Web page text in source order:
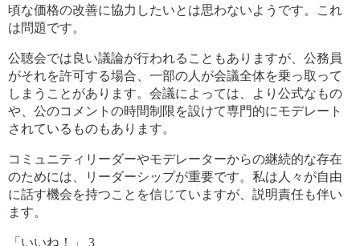
頃な価格の改善に協力したいとは思わないようです。これ
は問題です。
公聴会では良い議論が行われることもありますが、公務員
がそれを許可する場合、一部の人が会議全体を乗っ取って
しまうことがあります。会議によっては、より公式なもの
や、公のコメントの時間制限を設けて専門的にモデレート
されているものもあります。
コミュニティリーダーやモデレーターからの継続的な存在
のためには、リーダーシップが重要です。私は人々が自由
に話す機会を持つことを信じていますが、説明責任も伴い
ます。
「いいね！」 3